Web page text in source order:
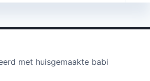
met huisgemaakte babi